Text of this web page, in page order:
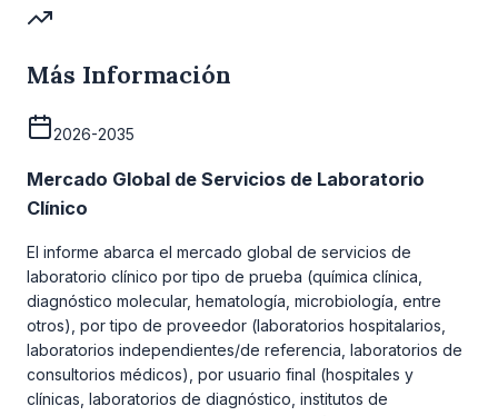
Más Información
2026-2035
Mercado Global de Servicios de Laboratorio
Clínico
El informe abarca el mercado global de servicios de
laboratorio clínico por tipo de prueba (química clínica,
diagnóstico molecular, hematología, microbiología, entre
otros), por tipo de proveedor (laboratorios hospitalarios,
laboratorios independientes/de referencia, laboratorios de
consultorios médicos), por usuario final (hospitales y
clínicas, laboratorios de diagnóstico, institutos de